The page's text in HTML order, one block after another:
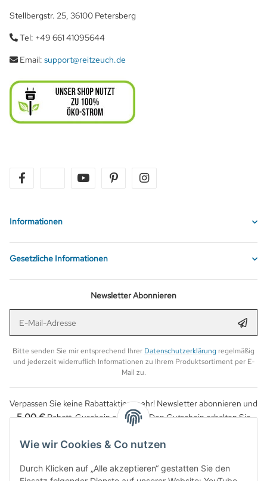
Wie wir Cookies & Co nutzen
Durch Klicken auf „Alle akzeptieren“ gestatten Sie den
Stellbergstr. 25, 36100 Petersberg
Tel: +49 661 41095644
Email: support@reitzeuch.de
twitter youtube pinterest
Informationen
Gesetzliche Informationen
Newsletter Abonnieren
Bitte senden Sie mir entsprechend Ihrer Datenschutzerklärung regelmäßig
und jederzeit widerruflich Informationen zu Ihrem Produktsortiment per E-
Mail zu.
Verpassen Sie keine Rabattaktion mehr! Newsletter abonnieren und
5,00 €Rabatt-Guschein erhalten. Den Gutschein erhalten Sie
per Email nach der erfolgreichen Bestätigung Ihrer Email-Adresse.